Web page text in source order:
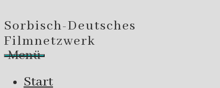
Sorbisch-Deutsches
Filmnetzwerk
Menü
Start